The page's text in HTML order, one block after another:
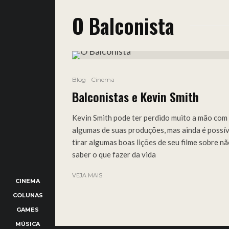
CINEMA
COLUNAS
GAMES
MÚSICA
O Balconista
Blog Cinema
Balconistas e Kevin Smith
Kevin Smith pode ter perdido muito a mão com
algumas de suas produções, mas ainda é
tirar algumas boas lições de seu filme sobre
saber o que fazer da vida
VEJA MAIS